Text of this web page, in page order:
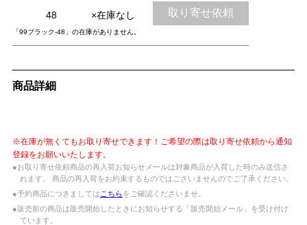
48 ×在庫なし 取り寄せ依頼
「99ブラック-48」の在庫がありません。
商品詳細
※在庫が無くてもお取り寄せできます！ご希望の際は取り寄せ依頼から通知
登録をお願いいたします。
●お取り寄せ依頼商品の再入荷お知らせメールは対象商品が入荷した時のみ送信さ
れます。 商品の再入荷をお約束するものではございませんのでご了承ください。
●予約商品につきましては こちらをご確認くださいませ。
●販売前の商品は販売開始したときにお知らせする「販売開始メール」を受け付け
ています。